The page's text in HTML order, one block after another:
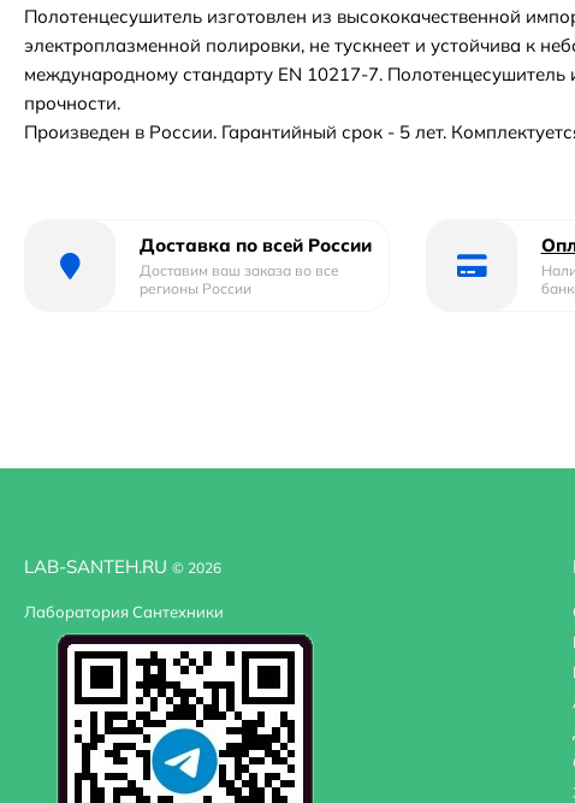
Полотенцесушитель изготовлен из высококачественной
электроплазменной полировки, не тускнеет и устойчива к
международному стандарту EN 10217-7.
прочности.
Произведен в России. Гарантийный срок - 5 лет.
Доставка по всей России
Доставим ваш заказа во все
регионы России
LAB-SANTEH.RU © 2026
Лаборатория Сантехники